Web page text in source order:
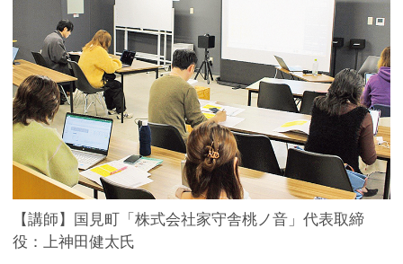
【講師】国見町「株式会社家守舎桃ノ音」代表取締
役：上神田健太氏